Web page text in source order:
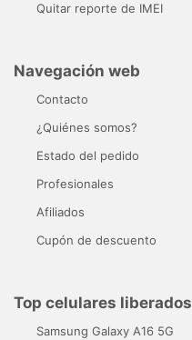
Quitar reporte de IMEI
Navegación web
Contacto
¿Quiénes somos?
Estado del pedido
Profesionales
Afiliados
Cupón de descuento
Top celulares liberados
Samsung Galaxy A16 5G